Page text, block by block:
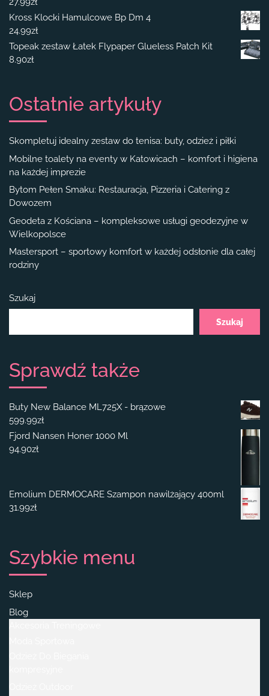
Kross Klocki Hamulcowe Bp Dm 4
24.99zł
Topeak zestaw Łatek Flypaper Glueless Patch Kit
8.90zł
Ostatnie artykuły
Skompletuj idealny zestaw do tenisa: buty, odzież i piłki
Mobilne toalety na eventy w Katowicach – komfort i higiena
na każdej imprezie
Bytom Pełen Smaku: Restauracja, Pizzeria i Catering z
Dowozem
Geodeta z Kościana – kompleksowe usługi geodezyjne w
Wielkopolsce
Mastersport – sportowy komfort w każdej odsłonie dla całej
rodziny
Szukaj
Szukaj
Sprawdź także
Buty New Balance ML725X - brązowe
599.99zł
Fjord Nansen Honer 1000 Ml
94.90zł
Emolium DERMOCARE Szampon nawilżający 400ml
31.99zł
Szybkie menu
Sklep
Blog